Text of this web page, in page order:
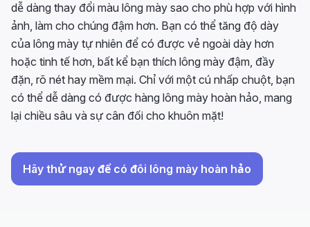
dễ dàng thay đổi màu lông mày sao cho phù hợp với hình
ảnh, làm cho chúng đậm hơn. Bạn có thể tăng độ dày
của lông mày tự nhiên để có được vẻ ngoài dày hơn
hoặc tinh tế hơn, bất kể bạn thích lông mày đậm, đầy
đặn, rõ nét hay mềm mại. Chỉ với một cú nhấp chuột, bạn
có thể dễ dàng có được hàng lông mày hoàn hảo, mang
lại chiều sâu và sự cân đối cho khuôn mặt!
Hãy thử ngay để có đôi lông mày hoàn hảo